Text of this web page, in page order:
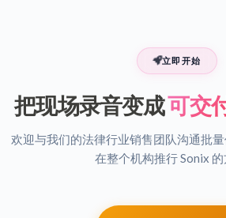
立即开始
把现场录音变成可交
欢迎与我们的法律行业销售团队沟通批
在整个机构推行 Sonix 的